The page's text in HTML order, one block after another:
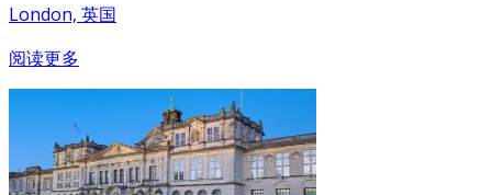
London, 英国
阅读更多